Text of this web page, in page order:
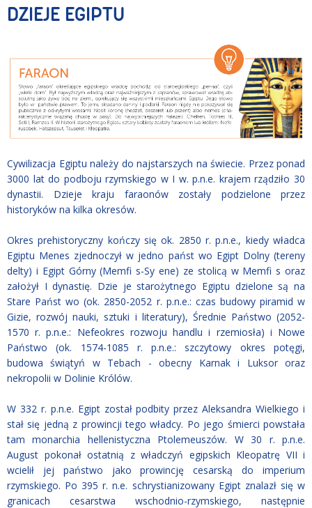
DZIEJE EGIPTU
Cywilizacja Egiptu należy do najstarszych na świecie. Przez ponad
3000 lat do podboju rzymskiego w I w. p.n.e. krajem rządziło 30
dynastii. Dzieje kraju faraonów zostały podzielone przez
historyków na kilka okresów.
Okres prehistoryczny kończy się ok. 2850 r. p.n.e., kiedy władca
Egiptu Menes zjednoczył w jedno państ wo Egipt Dolny (tereny
delty) i Egipt Górny (Memfi s-Sy ene) ze stolicą w Memfi s oraz
założył I dynastię. Dzie je starożytnego Egiptu dzielone są na
Stare Państ wo (ok. 2850-2052 r. p.n.e.: czas budowy piramid w
Gizie, rozwój nauki, sztuki i literatury), Średnie Państwo (2052-
1570 r. p.n.e.: Nefeokres rozwoju handlu i rzemiosła) i Nowe
Państwo (ok. 1574-1085 r. p.n.e.: szczytowy okres potęgi,
budowa świątyń w Tebach - obecny Karnak i Luksor oraz
nekropolii w Dolinie Królów.
W 332 r. p.n.e. Egipt został podbity przez Aleksandra Wielkiego i
stał się jedną z prowincji tego władcy. Po jego śmierci powstała
tam monarchia hellenistyczna Ptolemeuszów. W 30 r. p.n.e.
August pokonał ostatnią z władczyń egipskich Kleopatrę VII i
wcielił jej państwo jako prowincję cesarską do imperium
rzymskiego. Po 395 r. n.e. schrystianizowany Egipt znalazł się w
granicach cesarstwa wschodnio-rzymskiego, następnie